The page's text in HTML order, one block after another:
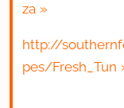
za
http://
pes/Fresh_Tun